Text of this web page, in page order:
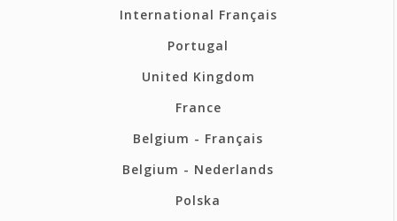
International Français
Portugal
United Kingdom
France
Belgium - Français
Belgium - Nederlands
Polska